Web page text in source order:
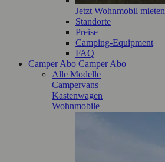
Jetzt Wohnmobil mieten
Standorte
Preise
Camping-Equipment
FAQ
Camper Abo Camper Abo
Alle Modelle
Campervans
Kastenwagen
Wohnmobile